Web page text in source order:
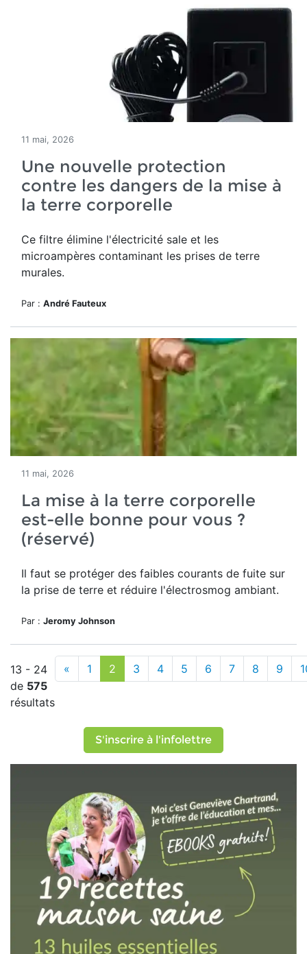
11 mai, 2026
Une nouvelle protection
contre les dangers de la mise à
la terre corporelle
Ce filtre élimine l'électricité sale et les
microampères contaminant les prises de terre
murales.
Par : André Fauteux
11 mai, 2026
La mise à la terre corporelle
est-elle bonne pour vous ?
(réservé)
Il faut se protéger des faibles courants de fuite sur
la prise de terre et réduire l'électrosmog ambiant.
Par : Jeromy Johnson
13 - 24
de 575
résultats
« 1 2 3 4 5 6 7 8 9
S'inscrire à l'infolettre